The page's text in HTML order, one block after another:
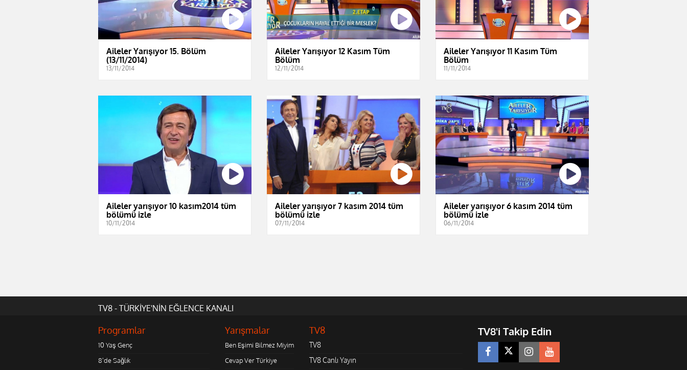
Aileler Yarışıyor 15. Bölüm
(13/11/2014)
13/11/2014
Aileler Yarışıyor 12 Kasım Tüm
Bölüm
12/11/2014
Aileler Yarışıyor 11 Kasım Tüm
Bölüm
11/11/2014
Aileler yarışıyor 10 kasım2014 tüm
bölümü izle
10/11/2014
Aileler yarışıyor 7 kasım 2014 tüm
bölümü izle
07/11/2014
Aileler yarışıyor 6 kasım 2014 tüm
bölümü izle
06/11/2014
TV8 - TÜRKİYE'NİN EĞLENCE KANALI
Programlar
10 Yaş Genç
8'de Sağlık
Yarışmalar
Ben Eşimi Bilmez Miyim
Cevap Ver Türkiye
TV8
TV8
TV8 Canlı Yayın
TV8'i Takip Edin